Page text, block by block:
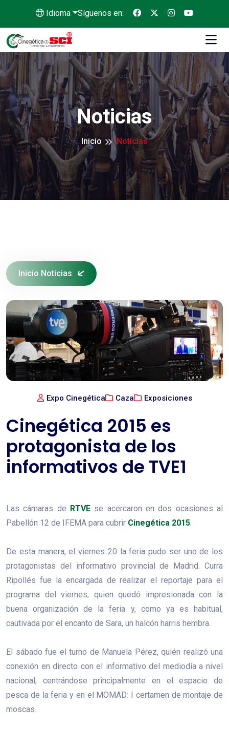
Idioma Síguenos en:
Noticias
Inicio Noticias
Inicio Noticias
Expo Cinegética Caza Exposiciones
Cinegética 2015 es
protagonista de los
informativos de TVE1
Las cámaras de RTVE se acercaron en dos ocasiones al
Pabellón 12 de IFEMA para cubrir Cinegética 2015.
De esta manera, el viernes 20 la feria pudo ser uno de los
protagonistas del informativo provincial de Madrid. Curra
Ripollés fue la encargada de realizar el reportaje para el
programa del viernes, quien quedó impresionada con la
buena organización de la feria y, como ya es habitual,
cautivada por el encanto de Sara, un halcón harris hembra.
El sábado fue el turno de Manuela Pérez, quién realizó una
conexión en directo con el informativo del mediodía a nivel
nacional, centrándose principalmente en el espacio de
pesca de la feria y en el MOMAD: I certamen de montaje de
moscas.